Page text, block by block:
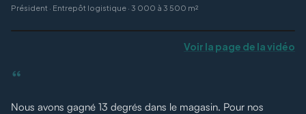
Président · Entrepôt logistique · 3 000 à 3 500 m²
Voir la page de la vidéo
“
Nous avons gagné 13 degrés dans le magasin. Pour nos